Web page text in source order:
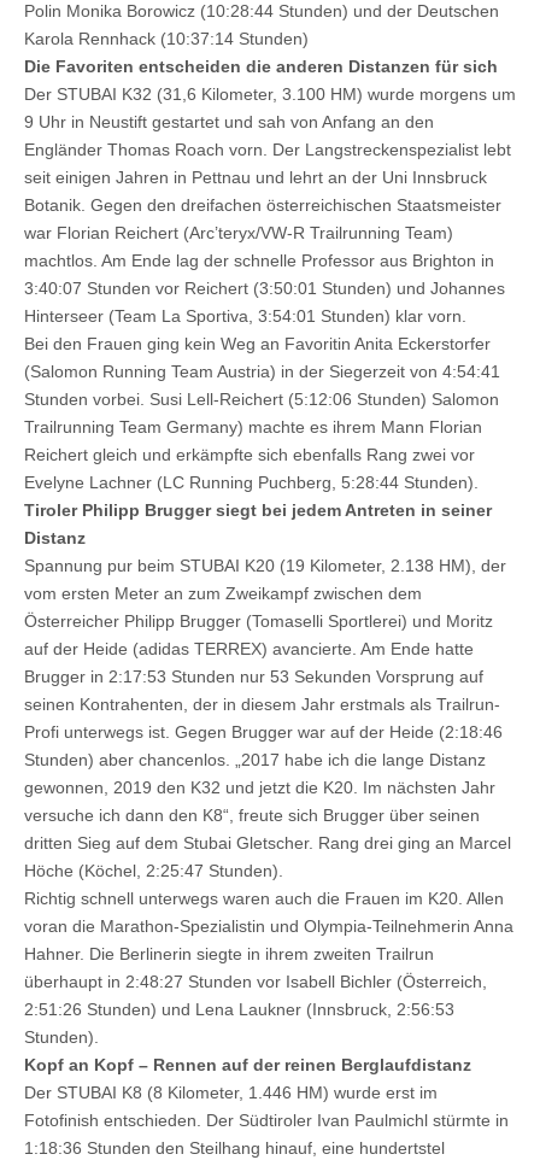
Polin Monika Borowicz (10:28:44 Stunden) und der Deutschen
Karola Rennhack (10:37:14 Stunden)
Die Favoriten entscheiden die anderen Distanzen für sich
Der STUBAI K32 (31,6 Kilometer, 3.100 HM) wurde morgens um
9 Uhr in Neustift gestartet und sah von Anfang an den
Engländer Thomas Roach vorn. Der Langstreckenspezialist lebt
seit einigen Jahren in Pettnau und lehrt an der Uni Innsbruck
Botanik. Gegen den dreifachen österreichischen Staatsmeister
war Florian Reichert (Arc’teryx/VW-R Trailrunning Team)
machtlos. Am Ende lag der schnelle Professor aus Brighton in
3:40:07 Stunden vor Reichert (3:50:01 Stunden) und Johannes
Hinterseer (Team La Sportiva, 3:54:01 Stunden) klar vorn.
Bei den Frauen ging kein Weg an Favoritin Anita Eckerstorfer
(Salomon Running Team Austria) in der Siegerzeit von 4:54:41
Stunden vorbei. Susi Lell-Reichert (5:12:06 Stunden) Salomon
Trailrunning Team Germany) machte es ihrem Mann Florian
Reichert gleich und erkämpfte sich ebenfalls Rang zwei vor
Evelyne Lachner (LC Running Puchberg, 5:28:44 Stunden).
Tiroler Philipp Brugger siegt bei jedem Antreten in seiner
Distanz
Spannung pur beim STUBAI K20 (19 Kilometer, 2.138 HM), der
vom ersten Meter an zum Zweikampf zwischen dem
Österreicher Philipp Brugger (Tomaselli Sportlerei) und Moritz
auf der Heide (adidas TERREX) avancierte. Am Ende hatte
Brugger in 2:17:53 Stunden nur 53 Sekunden Vorsprung auf
seinen Kontrahenten, der in diesem Jahr erstmals als Trailrun-
Profi unterwegs ist. Gegen Brugger war auf der Heide (2:18:46
Stunden) aber chancenlos. „2017 habe ich die lange Distanz
gewonnen, 2019 den K32 und jetzt die K20. Im nächsten Jahr
versuche ich dann den K8“, freute sich Brugger über seinen
dritten Sieg auf dem Stubai Gletscher. Rang drei ging an Marcel
Höche (Köchel, 2:25:47 Stunden).
Richtig schnell unterwegs waren auch die Frauen im K20. Allen
voran die Marathon-Spezialistin und Olympia-Teilnehmerin Anna
Hahner. Die Berlinerin siegte in ihrem zweiten Trailrun
überhaupt in 2:48:27 Stunden vor Isabell Bichler (Österreich,
2:51:26 Stunden) und Lena Laukner (Innsbruck, 2:56:53
Stunden).
Kopf an Kopf – Rennen auf der reinen Berglaufdistanz
Der STUBAI K8 (8 Kilometer, 1.446 HM) wurde erst im
Fotofinish entschieden. Der Südtiroler Ivan Paulmichl stürmte in
1:18:36 Stunden den Steilhang hinauf, eine hundertstel